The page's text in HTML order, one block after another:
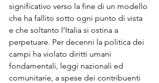
significativo verso la fine di un modello
che ha fallito sotto ogni punto di vista
e che soltanto l’Italia si ostina a
perpetuare. Per decenni la politica dei
campi ha violato diritti umani
fondamentali, leggi nazionali ed
comunitarie, a spese dei contribuenti